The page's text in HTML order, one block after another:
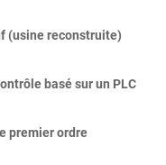
(usine reconstruite)
basé sur un PLC
premier ordre